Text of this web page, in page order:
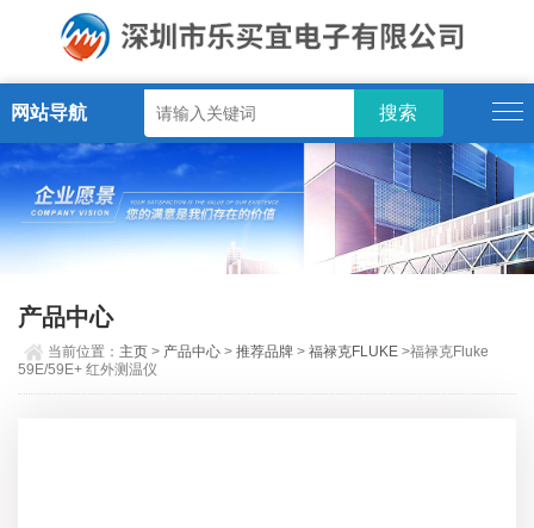
网站导航
产品中心
当前位置： 主页 > 产品中心 >推荐品牌 >福禄克FLUKE >福禄克Fluke
59E/59E+ 红外测温仪